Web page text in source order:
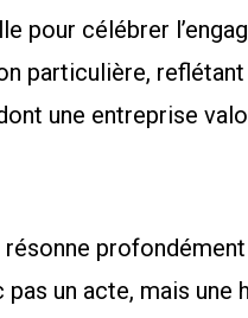
pour célébrer
particulière,
une entreprise
un acte, mais